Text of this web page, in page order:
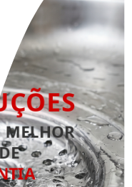
MELHOR